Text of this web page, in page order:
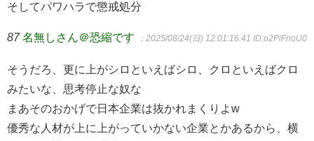
そしてパワハラで懲戒処分
87 名無しさん＠恐縮です ：2025/08/24(日) 12:01:16.41 ID:o2PlFnoU0
そうだろ、更に上がシロといえばシロ、クロといえばクロ
みたいな、思考停止な奴な
まあそのおかげで日本企業は抜かれまくりよw
優秀な人材が上に上がっていかない企業とかあるから、横